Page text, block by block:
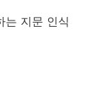
는 지문 인식